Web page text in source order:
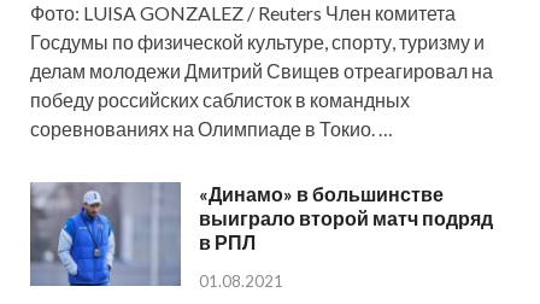
Фото: LUISA GONZALEZ / Reuters Член комитета
Госдумы по физической культуре, спорту, туризму и
делам молодежи Дмитрий Свищев отреагировал на
победу российских саблисток в командных
соревнованиях на Олимпиаде в Токио. …
«Динамо» в большинстве
выиграло второй матч подряд
в РПЛ
01.08.2021